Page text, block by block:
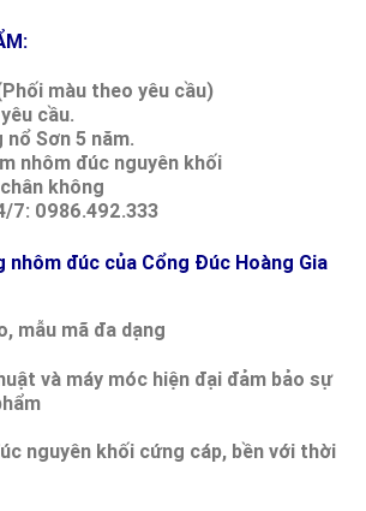
màu theo yêu cầu)
cầu.
nổ Sơn 5 năm.
nhôm đúc nguyên khối
không
7: 0986.492.333
nhôm đúc của Cổng Đúc Hoàng Gia
mẫu mã đa dạng
và máy móc hiện đại đảm bảo sự
nguyên khối cứng cáp, bền với thời